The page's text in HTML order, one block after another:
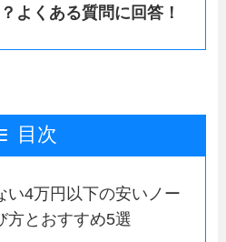
よくある質問に回答！
目次
い4万円以下の安いノー
方とおすすめ5選